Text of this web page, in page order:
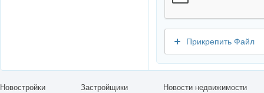
Прикрепить Файл
Новостройки Застройщики Новости недвижимости